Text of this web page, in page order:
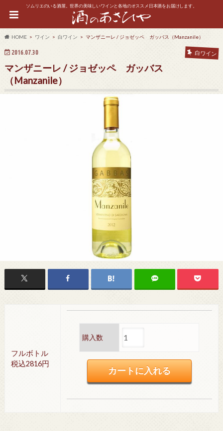
ソムリエのいる酒屋。世界の美味しいワインと各地のオススメ日本酒をお届けします。
HOME ワイン 白ワイン マンザニーレ / ジョゼッペ ガッバス（Manzanile）
2016.07.30 白ワイン
マンザニーレ / ジョゼッペ ガッバス
（Manzanile）
フルボトル
税込2816円
購入数